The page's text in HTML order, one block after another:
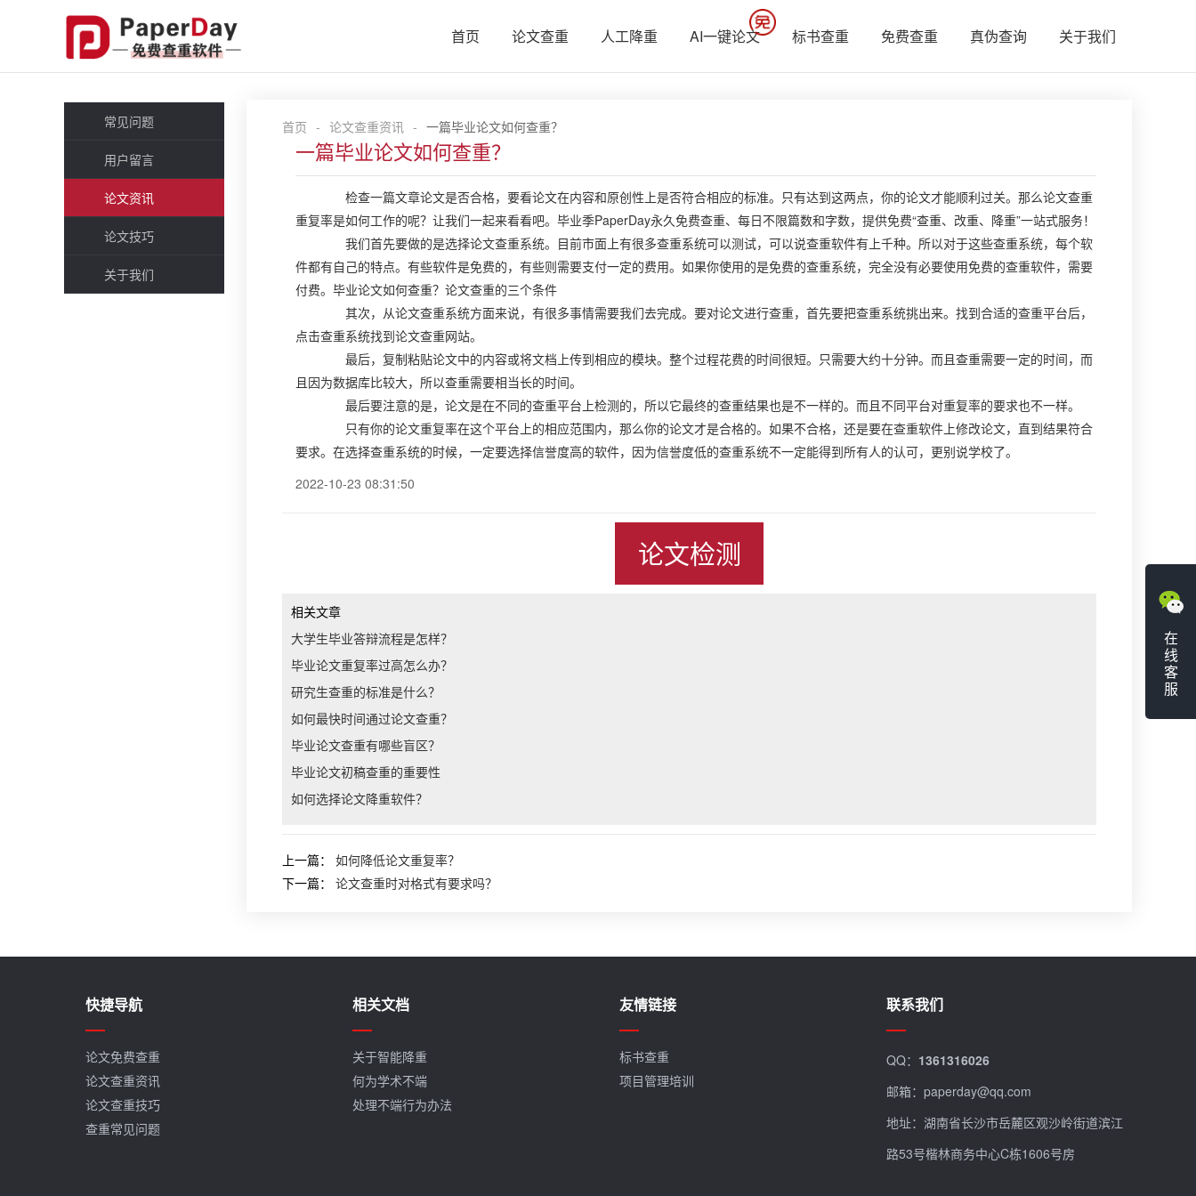
首页 论文查重 人工降重 AI一键论文 标书查重 免费查重 真伪查询 关于我们
常见问题
用户留言
论文资讯
论文技巧
关于我们
首页 - 论文查重资讯 - 一篇毕业论文如何查重？
一篇毕业论文如何查重？
检查一篇文章论文是否合格，要看论文在内容和原创性上是否符合相应的标准。只有达到这两点，你的论文才能顺利过关。那么论文查重
重复率是如何工作的呢？让我们一起来看看吧。毕业季PaperDay永久免费查重、每日不限篇数和字数，提供免费“查重、改重、降重”一站式服务！
我们首先要做的是选择论文查重系统。目前市面上有很多查重系统可以测试，可以说查重软件有上千种。所以对于这些查重系统，每个软
件都有自己的特点。有些软件是免费的，有些则需要支付一定的费用。如果你使用的是免费的查重系统，完全没有必要使用免费的查重软件，需要
付费。毕业论文如何查重？论文查重的三个条件
其次，从论文查重系统方面来说，有很多事情需要我们去完成。要对论文进行查重，首先要把查重系统挑出来。找到合适的查重平台后，
点击查重系统找到论文查重网站。
最后，复制粘贴论文中的内容或将文档上传到相应的模块。整个过程花费的时间很短。只需要大约十分钟。而且查重需要一定的时间，而
且因为数据库比较大，所以查重需要相当长的时间。
最后要注意的是，论文是在不同的查重平台上检测的，所以它最终的查重结果也是不一样的。而且不同平台对重复率的要求也不一样。
只有你的论文重复率在这个平台上的相应范围内，那么你的论文才是合格的。如果不合格，还是要在查重软件上修改论文，直到结果符合
要求。在选择查重系统的时候，一定要选择信誉度高的软件，因为信誉度低的查重系统不一定能得到所有人的认可，更别说学校了。
2022-10-23 08:31:50
论文检测
相关文章
大学生毕业答辩流程是怎样？
毕业论文重复率过高怎么办？
研究生查重的标准是什么？
如何最快时间通过论文查重？
毕业论文查重有哪些盲区？
毕业论文初稿查重的重要性
如何选择论文降重软件？
上一篇： 如何降低论文重复率？
下一篇： 论文查重时对格式有要求吗？
在
线
客
服
快捷导航
论文免费查重
论文查重资讯
论文查重技巧
查重常见问题
相关文档
关于智能降重
何为学术不端
处理不端行为办法
友情链接
标书查重
项目管理培训
联系我们
QQ： 1361316026
邮箱：paperday@qq.com
地址：湖南省长沙市岳麓区观沙岭街道滨江
路53号楷林商务中心C栋1606号房